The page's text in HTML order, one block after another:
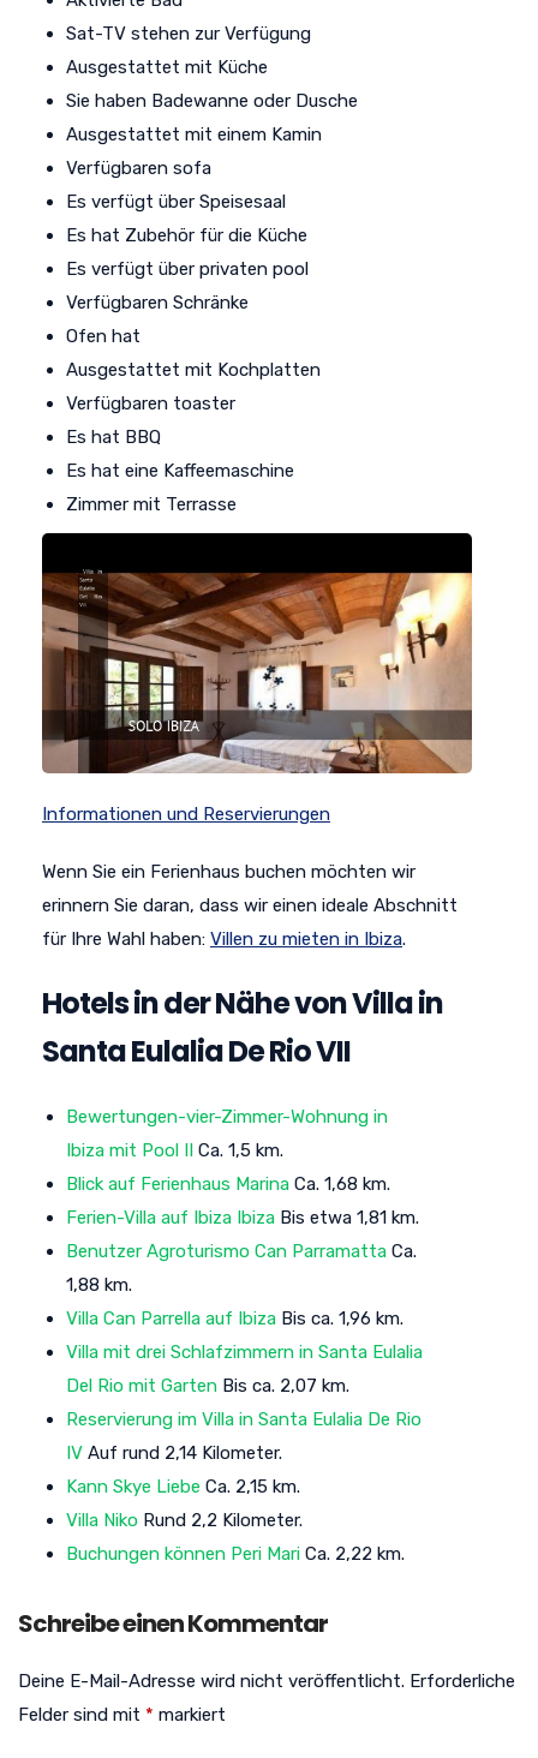
Sat-TV stehen zur Verfügung
Ausgestattet mit Küche
Sie haben Badewanne oder Dusche
Ausgestattet mit einem Kamin
Verfügbaren sofa
Es verfügt über Speisesaal
Es hat Zubehör für die Küche
Es verfügt über privaten pool
Verfügbaren Schränke
Ofen hat
Ausgestattet mit Kochplatten
Verfügbaren toaster
Es hat BBQ
Es hat eine Kaffeemaschine
Zimmer mit Terrasse
Informationen und Reservierungen
Wenn Sie ein Ferienhaus buchen möchten wir
erinnern Sie daran, dass wir einen ideale Abschnitt
für Ihre Wahl haben: Villen zu mieten in Ibiza.
Hotels in der Nähe von Villa in
Santa Eulalia De Rio VII
Bewertungen-vier-Zimmer-Wohnung in
Ibiza mit Pool II Ca. 1,5 km.
Blick auf Ferienhaus Marina Ca. 1,68 km.
Ferien-Villa auf Ibiza Ibiza Bis etwa 1,81 km.
Benutzer Agroturismo Can Parramatta Ca.
1,88 km.
Villa Can Parrella auf Ibiza Bis ca. 1,96 km.
Villa mit drei Schlafzimmern in Santa Eulalia
Del Rio mit Garten Bis ca. 2,07 km.
Reservierung im Villa in Santa Eulalia De Rio
IV Auf rund 2,14 Kilometer.
Kann Skye Liebe Ca. 2,15 km.
Villa Niko Rund 2,2 Kilometer.
Buchungen können Peri Mari Ca. 2,22 km.
Schreibe einen Kommentar
Deine E-Mail-Adresse wird nicht veröffentlicht. Erforderliche
Felder sind mit * markiert